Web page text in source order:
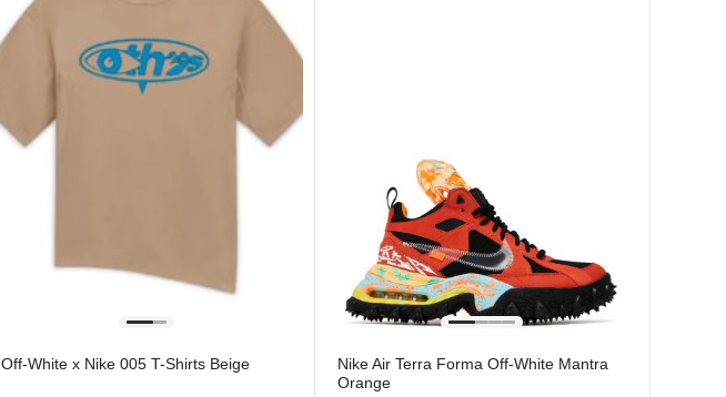
Off-White x Nike 005 T-Shirts Beige
Nike Air Terra Forma Off-White Mantra
Orange